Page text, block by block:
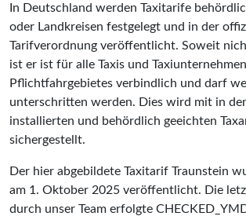
In Deutschland werden Taxitarife
oder Landkreisen festgelegt und in der
Tarifverordnung veröffentlicht. Soweit
ist er ist für alle Taxis und
Pflichtfahrgebietes verbindlich und darf
unterschritten werden. Dies wird mit in
installierten und behördlich geeichten
sichergestellt.
Der hier abgebildete Taxitarif Traunstein
am 1. Oktober 2025 veröffentlicht. Die
durch unser Team erfolgte